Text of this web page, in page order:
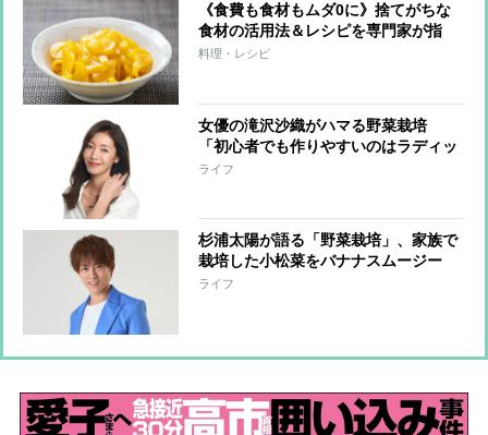
《食費も食材もムダ0に》捨てがちな
食材の活用法＆レシピを専門家が指
南 大根の皮は漬けものに、キャベツ
料理・レシピ
女優の滝沢沙織がハマる野菜栽培
「初心者でも作りやすいのはラディッ
シュやハーブ系。特にローズマリーは
ライフ
杉浦太陽が語る「野菜栽培」、家族で
栽培した小松菜をバナナスムージー
に 野菜が苦手だった長女・希空さん
ライフ